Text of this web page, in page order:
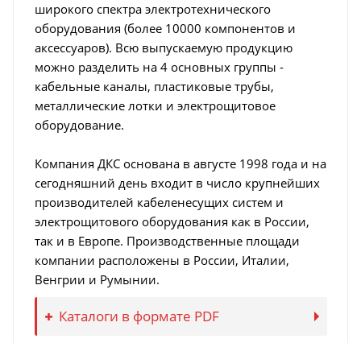
широкого спектра электротехнического
оборудования (более 10000 компонентов и
аксессуаров). Всю выпускаемую продукцию
можно разделить на 4 основных группы -
кабельные каналы, пластиковые трубы,
металлические лотки и электрощитовое
оборудование.
Компания ДКС основана в августе 1998 года и на
сегодняшний день входит в число крупнейших
производителей кабеленесущих систем и
электрощитового оборудования как в России,
так и в Европе. Производственные площади
компании расположены в России, Италии,
Венгрии и Румынии.
Каталоги в формате PDF